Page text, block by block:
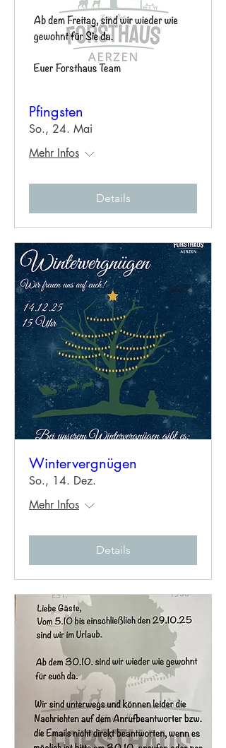
Pfingsten
So., 24. Mai
Mehr Infos
Details
Wintervergnügen
So., 14. Dez.
Mehr Infos
Details